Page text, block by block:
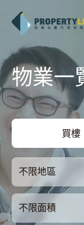
買樓
不限地區
不限面積
物業一